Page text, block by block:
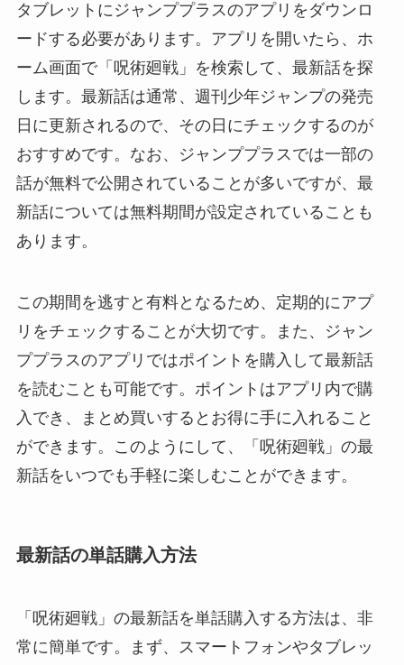
タブレットにジャンププラスのアプリをダウンロ
ードする必要があります。アプリを開いたら、ホ
ーム画面で「呪術廻戦」を検索して、最新話を探
します。最新話は通常、週刊少年ジャンプの発売
日に更新されるので、その日にチェックするのが
おすすめです。なお、ジャンププラスでは一部の
話が無料で公開されていることが多いですが、最
新話については無料期間が設定されていることも
あります。
この期間を逃すと有料となるため、定期的にアプ
リをチェックすることが大切です。また、ジャン
ププラスのアプリではポイントを購入して最新話
を読むことも可能です。ポイントはアプリ内で購
入でき、まとめ買いするとお得に手に入れること
ができます。このようにして、「呪術廻戦」の最
新話をいつでも手軽に楽しむことができます。
最新話の単話購入方法
「呪術廻戦」の最新話を単話購入する方法は、非
常に簡単です。まず、スマートフォンやタブレッ